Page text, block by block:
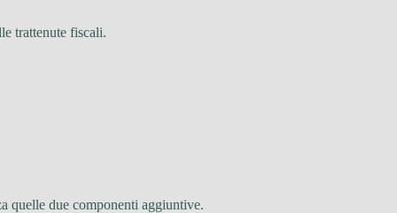
trattenute fiscali.
quelle due componenti aggiuntive.